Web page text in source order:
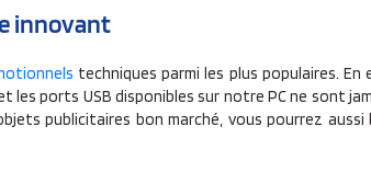
innovant
techniques parmi les plus populaires.
les ports USB disponibles sur notre PC ne sont
publicitaires bon marché, vous pourrez